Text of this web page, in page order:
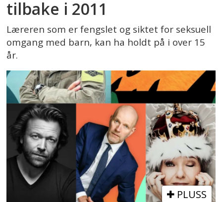
tilbake i 2011
Læreren som er fengslet og siktet for seksuell
omgang med barn, kan ha holdt på i over 15
år.
PLUSS